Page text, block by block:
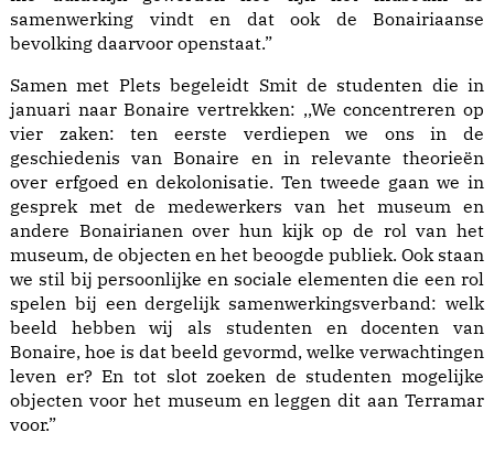
samenwerking vindt en dat ook de Bonairiaanse
bevolking daarvoor openstaat.”
Samen met Plets begeleidt Smit de studenten die in
januari naar Bonaire vertrekken: ,,We concentreren op
vier zaken: ten eerste verdiepen we ons in de
geschiedenis van Bonaire en in relevante theorieën
over erfgoed en dekolonisatie. Ten tweede gaan we in
gesprek met de medewerkers van het museum en
andere Bonairianen over hun kijk op de rol van het
museum, de objecten en het beoogde publiek. Ook staan
we stil bij persoonlijke en sociale elementen die een rol
spelen bij een dergelijk samenwerkingsverband: welk
beeld hebben wij als studenten en docenten van
Bonaire, hoe is dat beeld gevormd, welke verwachtingen
leven er? En tot slot zoeken de studenten mogelijke
objecten voor het museum en leggen dit aan Terramar
voor.”